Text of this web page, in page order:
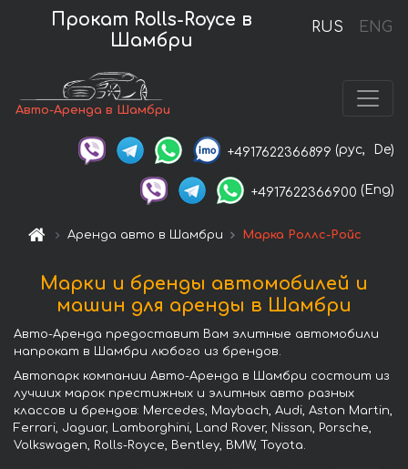
RUS ENG
Прокат Rolls-Royce в
Шамбри
Авто-Аренда в Шамбри
+4917622366899 (рус, De)
+4917622366900 (Eng)
Аренда авто в Шамбри Марка Роллс-Ройс
Марки и бренды автомобилей и
машин для аренды в Шамбри
Авто-Аренда предоставит Вам элитные автомобили
напрокат в Шамбри любого из брендов.
Автопарк компании Авто-Аренда в Шамбри состоит из
лучших марок престижных и элитных авто разных
классов и брендов: Mercedes, Maybach, Audi, Aston Martin,
Ferrari, Jaguar, Lamborghini, Land Rover, Nissan, Porsche,
Volkswagen, Rolls-Royce, Bentley, BMW, Toyota.